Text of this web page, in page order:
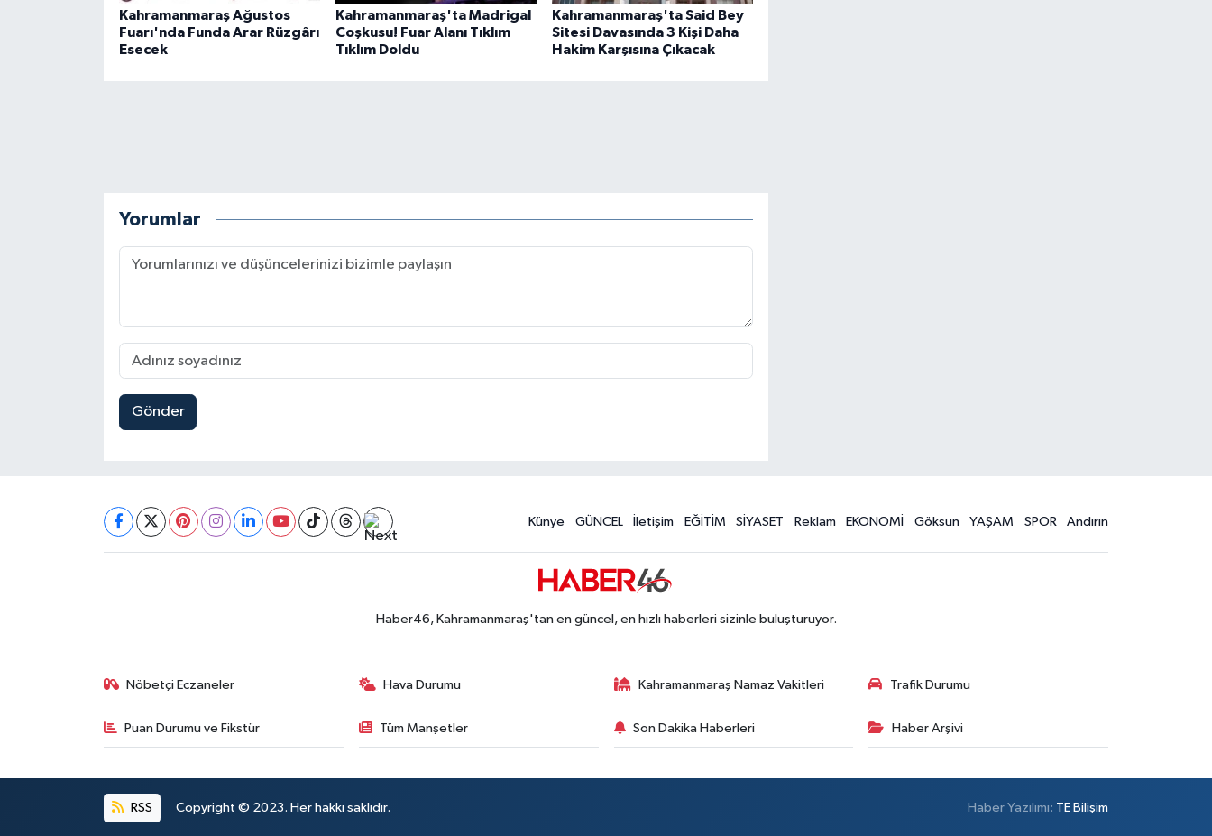
Kahramanmaraş Ağustos
Fuarı'nda Funda Arar Rüzgârı
Esecek
Kahramanmaraş'ta Madrigal
Coşkusu! Fuar Alanı Tıklım
Tıklım Doldu
Kahramanmaraş'ta Said Bey
Sitesi Davasında 3 Kişi Daha
Hakim Karşısına Çıkacak
Yorumlar
Gönder
Künye GÜNCEL İletişim EĞİTİM SİYASET Reklam EKONOMİ Göksun YAŞAM SPOR Andırın
Haber46, Kahramanmaraş'tan en güncel, en hızlı haberleri sizinle buluşturuyor.
Nöbetçi Eczaneler Hava Durumu Kahramanmaraş Namaz Vakitleri Trafik Durumu
Puan Durumu ve Fikstür Tüm Manşetler Son Dakika Haberleri Haber Arşivi
RSS Copyright © 2023. Her hakkı saklıdır. Haber Yazılımı: TE Bilişim